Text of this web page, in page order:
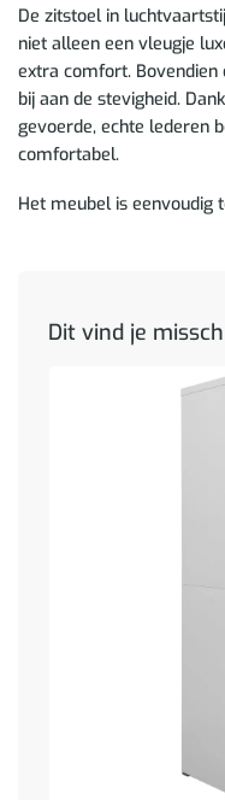
De zitstoel in
niet alleen een vleugje
extra comfort.
bij aan de stevigheid.
gevoerde, echte lederen
comfortabel.
Het meubel is eenvoudig
Dit vind je